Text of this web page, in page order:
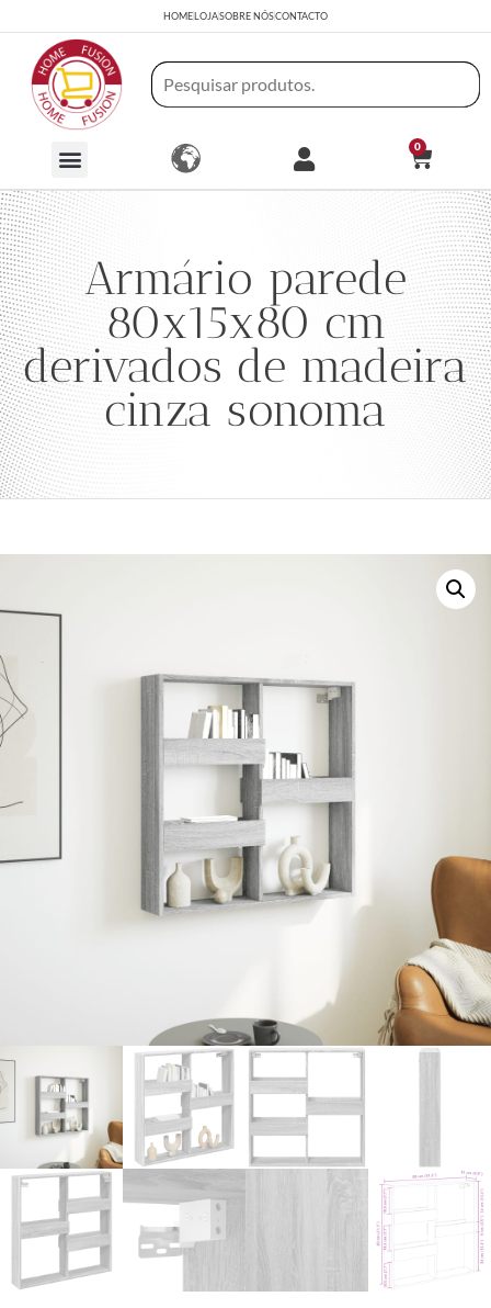
HOMELOJASOBRE NÓSCONTACTO
0
Armário parede
80x15x80 cm
derivados de madeira
cinza sonoma